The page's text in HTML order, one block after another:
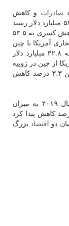
صادرات و كاهش
واردات در ژوییه ۲.۷ درصد كاهش پیدا كرد و به ۵۴ میلیارد دلار رسید
در صورتیكه اقتصاددانان در نظرسنجی رویترز كاهش كسری به ۵۳.۵
آمریكا با چین
بر اساس تطبیق نیافته، ۹.۴ درصد رشد كرد و به ۳۲.۸ میلیارد دلار
از چین در ژوییه
۶.۴ درصد رشد كرد در صورتیكه صادرات به چین ۳.۳ درصد كاهش
صادرات آمریكا به چین در هفت ماه نخست سال ۲۰۱۹ به میزان
و وارداتش از چین به میزان ۱۲.۳ درصد كاهش پیدا كرد
دو
اقتصاد بزرگ